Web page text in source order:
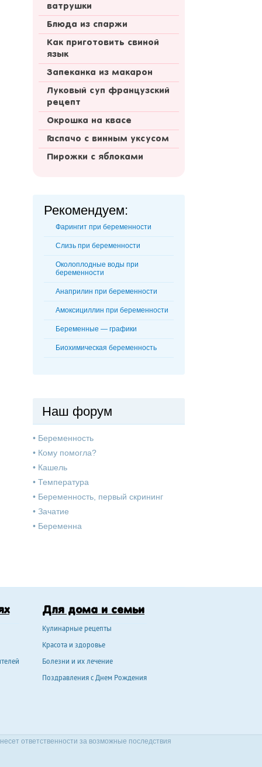
ватрушки
Блюда из спаржи
Как приготовить свиной
язык
Запеканка из макарон
Луковый суп французский
рецепт
Окрошка на квасе
Гаспачо с винным уксусом
Пирожки с яблоками
Рекомендуем:
Фарингит при беременности
Слизь при беременности
Околоплодные воды при
беременности
Анаприлин при беременности
Амоксициллин при беременности
Беременные — графики
Биохимическая беременность
Наш форум
• Беременность
• Кому помогла?
• Кашель
• Температура
• Беременность, первый скрининг
• Зачатие
• Беременна
Для дома и семьи
Кулинарные рецепты
Красота и здоровье
Болезни и их лечение
Поздравления с Днем Рождения
ответственности за возможные последствия